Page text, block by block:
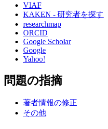
VIAF
KAKEN - 研究者を探す
researchmap
ORCID
Google Scholar
Google
Yahoo!
問題の指摘
著者情報の修正
その他